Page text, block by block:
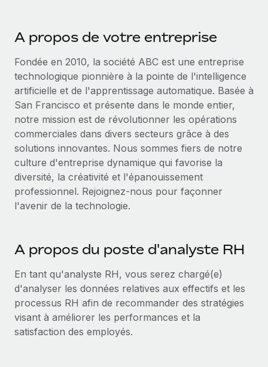
Intégrations
Rationalisez vos processus avec des outils essentiels
Demandez aux experts
Recevez des conseils d’experts sur les RH à
l’international et la conformité
Contrôles d’antécédents
Simplifiez vos processus de présélection des
candidats
Gardez un temps d’avance sur les risques en
matière de conformité
Gestion des appareils
Achetez et suivez vos équipements informatiques
dans le monde entier
Partenaires stratégiques de la tech
Intégrez les RH à l’international de manière flexible
Devenir partenaire
Explorez avec nous vos opportunités de partenariat
Remote Build Bientôt disponible
Conseil en intégrations et automatisations assistées par
l’IA
ÉTUDES DE CAS
Weaviate en bref Weaviate crée des infrastructures open
En savoir plus
Intégration Remote x BambooHR : du local à
Salle de presse
Données sur les salaires et les talents
Centre de ressources
Obtenir de l’aide
Voir toutes les ressources
EOR et PEO
Gestion des freelances
Taxes
Explorer le blog
中文（简体）
A propos de votre entreprise
Fondée en 2010, la société ABC est une entreprise
technologique pionnière à la pointe de l'intelligence
artificielle et de l'apprentissage automatique. Basée à
San Francisco et présente dans le monde entier,
notre mission est de révolutionner les opérations
commerciales dans divers secteurs grâce à des
solutions innovantes. Nous sommes fiers de notre
culture d'entreprise dynamique qui favorise la
diversité, la créativité et l'épanouissement
professionnel. Rejoignez-nous pour façonner
l'avenir de la technologie.
A propos du poste d'analyste RH
En tant qu'analyste RH, vous serez chargé(e)
d'analyser les données relatives aux effectifs et les
processus RH afin de recommander des stratégies
visant à améliorer les performances et la
satisfaction des employés.